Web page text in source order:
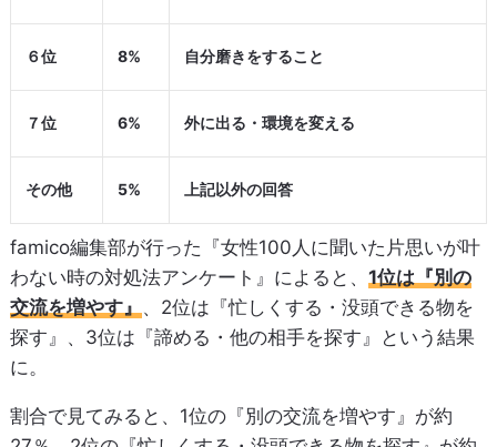
６位 8% 自分磨きをすること
７位 6% 外に出る・環境を変える
その他 5% 上記以外の回答
famico編集部が行った『女性100人に聞いた片思いが叶
わない時の対処法アンケート』によると、 1位は『別の
交流を増やす』、2位は『忙しくする・没頭できる物を
探す』、3位は『諦める・他の相手を探す』という結果
に。
割合で見てみると、1位の『別の交流を増やす』が約